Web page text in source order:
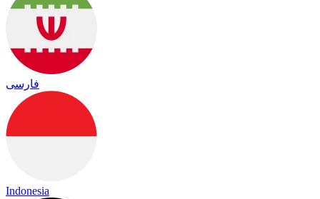
فارسی
Indonesia